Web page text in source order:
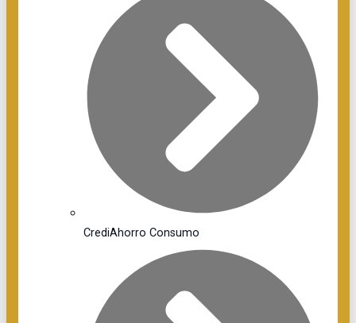
CrediAhorro Consumo